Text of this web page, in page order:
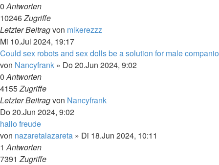
0Antworten
10246Zugriffe
Letzter Beitragvon mikerezzz
Mi 10.Jul 2024, 19:17
Could sex robots and sex dolls be a solution for male
von Nancyfrank » Do 20.Jun 2024, 9:02
0Antworten
4155Zugriffe
Letzter Beitragvon Nancyfrank
Do 20.Jun 2024, 9:02
hallo freude
von nazaretalazareta » Di 18.Jun 2024, 10:11
1Antworten
7391Zugriffe